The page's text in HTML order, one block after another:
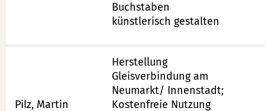
Buchstaben
künstlerisch gestalten
Pilz, Martin
Herstellung
Gleisverbindung am
Neumarkt/ Innenstadt;
Kostenfreie Nutzung